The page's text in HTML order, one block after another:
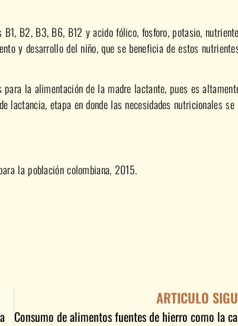
B2, B3, B6, B12 y acido fólico, fosforo, potasio,
y desarrollo del niño, que se beneficia de estos
la alimentación de la madre lactante, pues es
lactancia, etapa en donde las necesidades nutricionales se
la población colombiana, 2015.
ARTICULO